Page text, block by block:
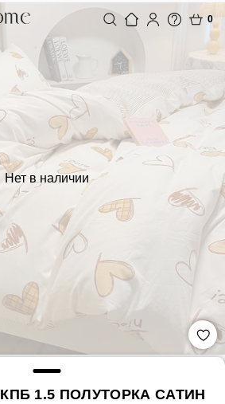
0
Нет в наличии
КПБ 1.5 ПОЛУТОРКА САТИН